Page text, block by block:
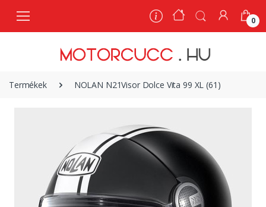
0
Termékek NOLAN N21Visor Dolce Vita 99 XL (61)
0